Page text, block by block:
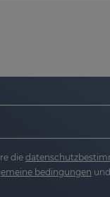
die
bedingungen